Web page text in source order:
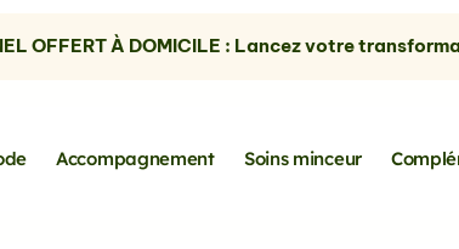
OFFERT À DOMICILE : Lancez votre
Accompagnement Soins minceur